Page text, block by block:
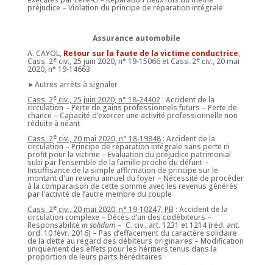
préjudice – Violation du principe de réparation intégrale
Assurance automobile
A. CAYOL, Retour sur la faute de la victime conductrice,
Cass. 2eciv., 25 juin 2020, n° 19-15066 et Cass. 2eciv., 20 mai
2020, n° 19-14663
►Autres arrêts à signaler
Cass. 2eciv., 25 juin 2020, n° 18-24402: Accident de la
circulation – Perte de gains professionnels futurs – Perte de
chance – Capacité d’exercer une activité professionnelle non
réduite à néant
Cass. 2eciv., 20 mai 2020, n° 18-19848: Accident de la
circulation – Principe de réparation intégrale sans perte ni
profit pour la victime – Evaluation du préjudice patrimonial
subi par l’ensemble de la famille proche du défunt –
Insuffisance de la simple affirmation de principe sur le
montant d'un revenu annuel du foyer – Nécessité de procéder
à la comparaison de cette somme avec les revenus générés
par l'activité de l’autre membre du couple
Cass. 2eciv., 20 mai 2020, n° 19-10247, PB : Accident de la
circulation complexe – Décès d’un des codébiteurs –
Responsabilitéin solidum – C. civ., art. 1231 et 1214 (réd. ant.
ord. 10 févr. 2016) – Pas d’effacement du caractère solidaire
de la dette au regard des débiteurs originaires – Modification
uniquement des effets pour les héritiers tenus dans la
proportion de leurs parts héréditaires